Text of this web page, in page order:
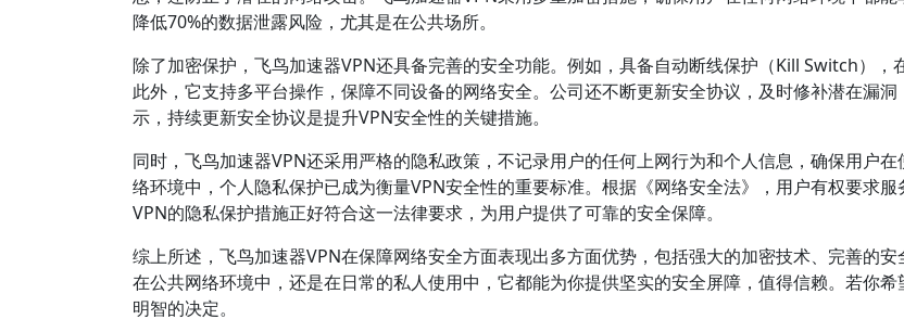
降低70%的数据泄露风险，尤其是在公共场所。
除了加密保护，飞鸟加速器VPN还具备完善的安全功能。例如，具备自动断线保护（Kill Switch），
此外，它支持多平台操作，保障不同设备的网络安全。公司还不断更新安全协议，及时修补潜在漏洞
示，持续更新安全协议是提升VPN安全性的关键措施。
同时，飞鸟加速器VPN还采用严格的隐私政策，不记录用户的任何上网行为和个人信息，确保用户
络环境中，个人隐私保护已成为衡量VPN安全性的重要标准。根据《网络安全法》，用户有权要求
VPN的隐私保护措施正好符合这一法律要求，为用户提供了可靠的安全保障。
综上所述，飞鸟加速器VPN在保障网络安全方面表现出多方面优势，包括强大的加密技术、完善的
在公共网络环境中，还是在日常的私人使用中，它都能为你提供坚实的安全屏障，值得信赖。若你
明智的决定。